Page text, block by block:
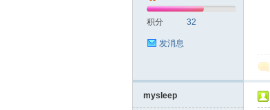
论
积分 32
发消息
mysleep